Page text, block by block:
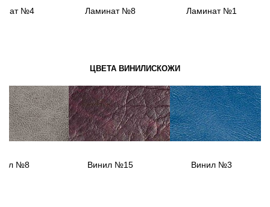
№4 Ламинат №8 Ламинат №1
ЦВЕТА ВИНИЛИСКОЖИ
№8 Винил №15 Винил №3